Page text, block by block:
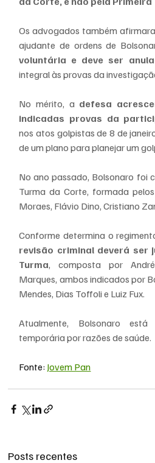
Os advogados também
ajudante de ordens de
voluntária e deve ser
integral às provas da
No mérito, a defesa
indicadas provas da
nos atos golpistas de 8 de
de um plano para planejar um
No ano passado, Bolsonaro foi
Turma da Corte, formada
Moraes, Flávio Dino, Cristiano
revisão criminal deverá ser
Turma, composta por
Marques, ambos indicados por
Mendes, Dias Toffoli e Luiz Fux.
Atualmente, Bolsonaro
temporária por razões de saúde.
Fonte: Jovem Pan
Posts recentes